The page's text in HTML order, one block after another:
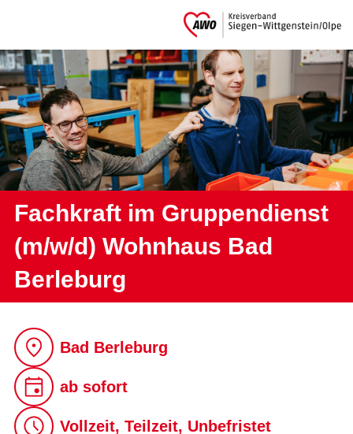
Fachkraft im Gruppendienst
(m/w/d) Wohnhaus Bad
Berleburg
Bad Berleburg
ab sofort
Vollzeit, Teilzeit, Unbefristet